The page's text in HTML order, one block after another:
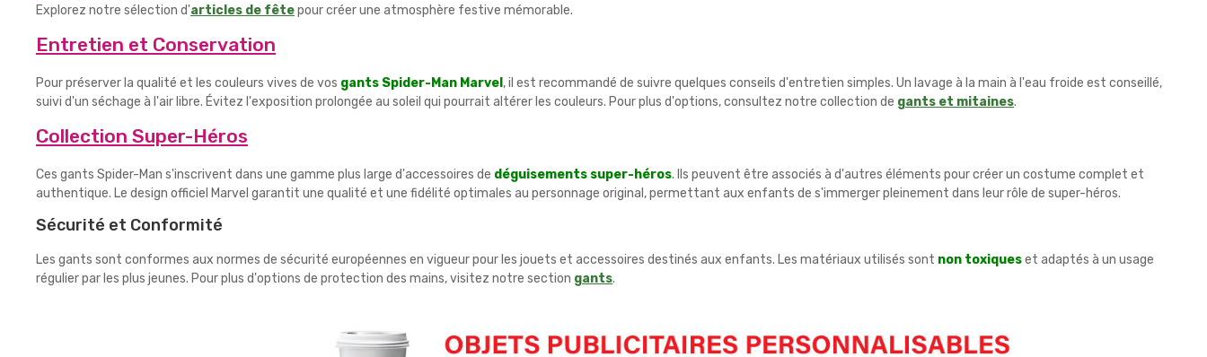
Explorez notre sélection d'articles de fêtepour créer une atmosphère festive mémorable.
Entretien et Conservation
Pour préserver la qualité et les couleurs vives de vos gants Spider-Man Marvel , il est recommandé de suivre quelques conseils d'entretien simples. Un lavage à la main à l'eau froide est conseillé,
suivi d'un séchage à l'air libre. Évitez l'exposition prolongée au soleil qui pourrait altérer les couleurs. Pour plus d'options, consultez notre collection de gants et mitaines.
Collection Super-Héros
Ces gants Spider-Man s'inscrivent dans une gamme plus large d'accessoires de déguisements super-héros. Ils peuvent être associés à d'autres éléments pour créer un costume complet et
authentique. Le design officiel Marvel garantit une qualité et une fidélité optimales au personnage original, permettant aux enfants de s'immerger pleinement dans leur rôle de super-héros.
Sécurité et Conformité
Les gants sont conformes aux normes de sécurité européennes en vigueur pour les jouets et accessoires destinés aux enfants. Les matériaux utilisés sont non toxiqueset adaptés à un usage
régulier par les plus jeunes. Pour plus d'options de protection des mains, visitez notre section gants.